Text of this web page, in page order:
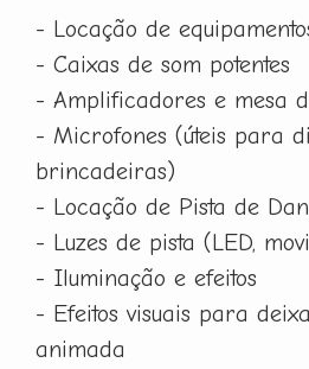
- Locação de
- Caixas de som potentes
- Amplificadores e mesa
- Microfones (úteis para
brincadeiras)
- Locação de Pista de
- Luzes de pista (LED,
- Iluminação e efeitos
- Efeitos visuais para
animada